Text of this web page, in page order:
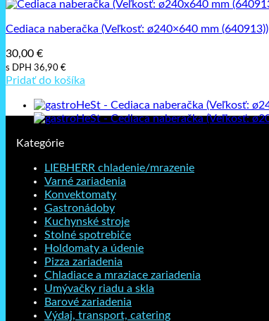
Cediaca naberačka (Veľkosť: ø240×640 mm (640913))
30,00 €
s DPH 36,90 €
Pridať do košíka
Kategórie
LIEBHERR chladenie/mrazenie
Varné zariadenia
Konvektomaty
Gastronádoby
Kuchynské stroje
Stolné spotrebiče
Holdomaty a údenie
Pizza zariadenia
Chladiace a mraziace zariadenia
Umývačky riadu a skla
Barové zariadenia
Výdaj, transport, catering